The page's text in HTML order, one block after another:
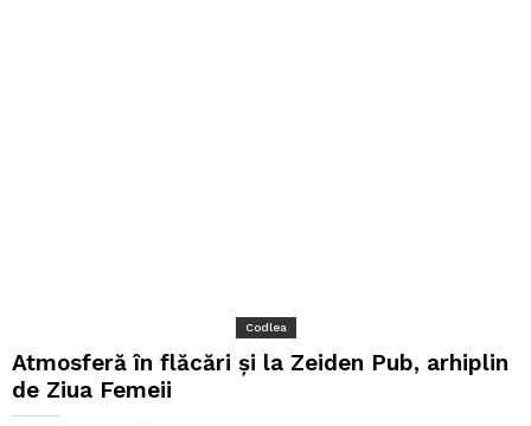
Codlea
Atmosferă în flăcări și la Zeiden Pub, arhiplin
de Ziua Femeii